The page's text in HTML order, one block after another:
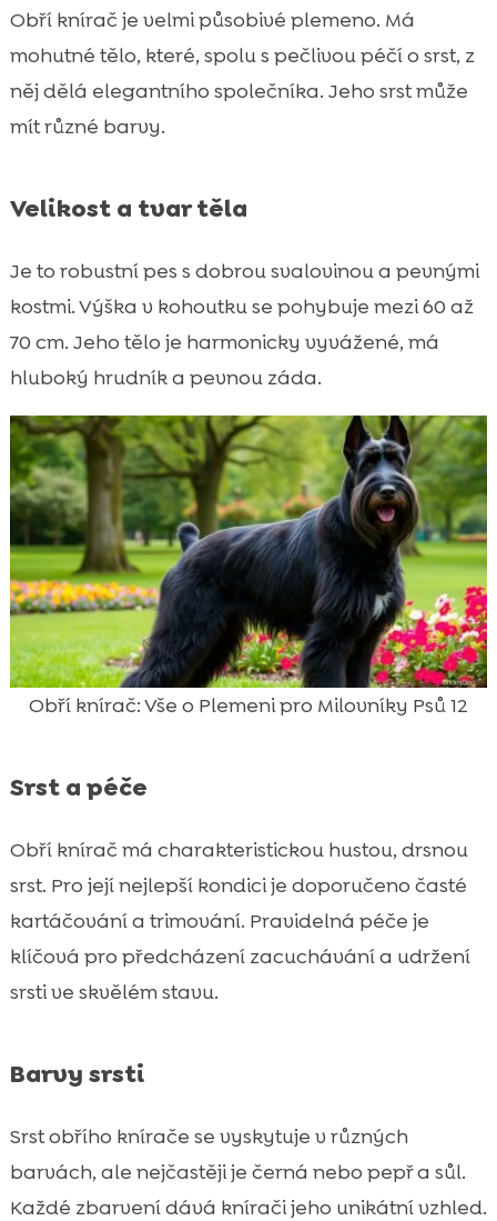
Obří knírač je velmi působivé plemeno. Má
mohutné tělo, které, spolu s pečlivou péčí o srst, z
něj dělá elegantního společníka. Jeho srst může
mít různé barvy.
Velikost a tvar těla
Je to robustní pes s dobrou svalovinou a pevnými
kostmi. Výška v kohoutku se pohybuje mezi 60 až
70 cm. Jeho tělo je harmonicky vyvážené, má
hluboký hrudník a pevnou záda.
Obří knírač: Vše o Plemeni pro Milovníky Psů 12
Srst a péče
Obří knírač má charakteristickou hustou, drsnou
srst. Pro její nejlepší kondici je doporučeno časté
kartáčování a trimování. Pravidelná péče je
klíčová pro předcházení zacuchávání a udržení
srsti ve skvělém stavu.
Barvy srsti
Srst obřího knírače se vyskytuje v různých
barvách, ale nejčastěji je černá nebo pepř a sůl.
Každé zbarvení dává knírači jeho unikátní vzhled.